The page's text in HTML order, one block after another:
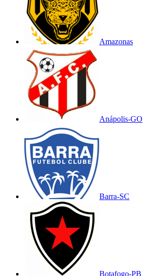
Amazonas
Anápolis-GO
Barra-SC
Botafogo-PB